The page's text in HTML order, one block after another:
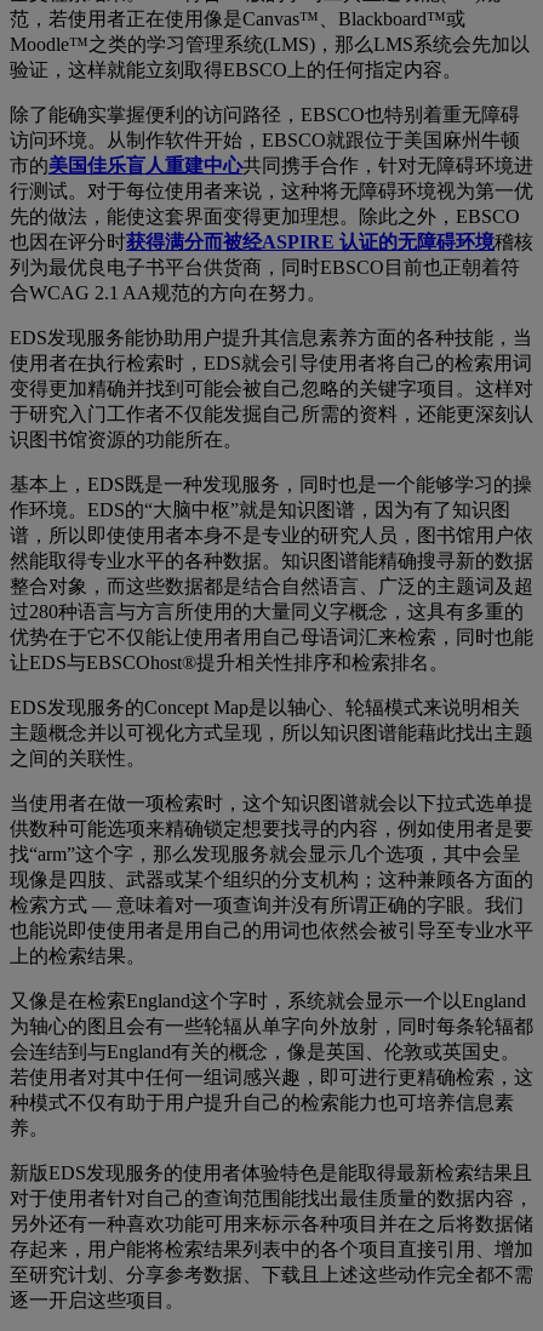
范，若使用者正在使用像是Canvas™、Blackboard™或
Moodle™之类的学习管理系统(LMS)，那么LMS系统会先加以
验证，这样就能立刻取得EBSCO上的任何指定内容。
除了能确实掌握便利的访问路径，EBSCO也特别着重无障碍
访问环境。从制作软件开始，EBSCO就跟位于美国麻州牛顿
市的美国佳乐盲人重建中心共同携手合作，针对无障碍环境进
行测试。对于每位使用者来说，这种将无障碍环境视为第一优
先的做法，能使这套界面变得更加理想。除此之外，EBSCO
也因在评分时获得满分而被经ASPIRE 认证的无障碍环境稽核
列为最优良电子书平台供货商，同时EBSCO目前也正朝着符
合WCAG 2.1 AA规范的方向在努力。
EDS发现服务能协助用户提升其信息素养方面的各种技能，当
使用者在执行检索时，EDS就会引导使用者将自己的检索用词
变得更加精确并找到可能会被自己忽略的关键字项目。这样对
于研究入门工作者不仅能发掘自己所需的资料，还能更深刻认
识图书馆资源的功能所在。
基本上，EDS既是一种发现服务，同时也是一个能够学习的操
作环境。EDS的“大脑中枢”就是知识图谱，因为有了知识图
谱，所以即使使用者本身不是专业的研究人员，图书馆用户依
然能取得专业水平的各种数据。知识图谱能精确搜寻新的数据
整合对象，而这些数据都是结合自然语言、广泛的主题词及超
过280种语言与方言所使用的大量同义字概念，这具有多重的
优势在于它不仅能让使用者用自己母语词汇来检索，同时也能
让EDS与EBSCOhost®提升相关性排序和检索排名。
EDS发现服务的Concept Map是以轴心、轮辐模式来说明相关
主题概念并以可视化方式呈现，所以知识图谱能藉此找出主题
之间的关联性。
当使用者在做一项检索时，这个知识图谱就会以下拉式选单提
供数种可能选项来精确锁定想要找寻的内容，例如使用者是要
找“arm”这个字，那么发现服务就会显示几个选项，其中会呈
现像是四肢、武器或某个组织的分支机构；这种兼顾各方面的
检索方式 — 意味着对一项查询并没有所谓正确的字眼。我们
也能说即使使用者是用自己的用词也依然会被引导至专业水平
上的检索结果。
又像是在检索England这个字时，系统就会显示一个以England
为轴心的图且会有一些轮辐从单字向外放射，同时每条轮辐都
会连结到与England有关的概念，像是英国、伦敦或英国史。
若使用者对其中任何一组词感兴趣，即可进行更精确检索，这
种模式不仅有助于用户提升自己的检索能力也可培养信息素
养。
新版EDS发现服务的使用者体验特色是能取得最新检索结果且
对于使用者针对自己的查询范围能找出最佳质量的数据内容，
另外还有一种喜欢功能可用来标示各种项目并在之后将数据储
存起来，用户能将检索结果列表中的各个项目直接引用、增加
至研究计划、分享参考数据、下载且上述这些动作完全都不需
逐一开启这些项目。